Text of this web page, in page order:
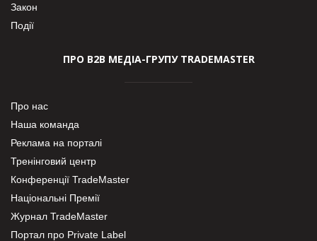
Закон
Події
ПРО В2В МЕДІА-ГРУПУ TRADEMASTER
Про нас
Наша команда
Реклама на порталі
Тренінговий центр
Конференції TradeMaster
Національні Премії
Журнал TradeMaster
Портал про Private Label